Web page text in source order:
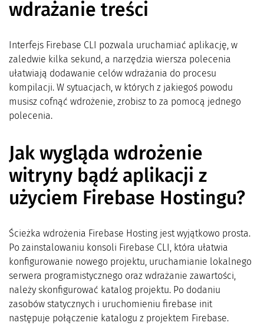
wdrażanie treści
Interfejs Firebase CLI pozwala uruchamiać aplikację, w
zaledwie kilka sekund, a narzędzia wiersza polecenia
ułatwiają dodawanie celów wdrażania do procesu
kompilacji. W sytuacjach, w których z jakiegoś powodu
musisz cofnąć wdrożenie, zrobisz to za pomocą jednego
polecenia.
Jak wygląda wdrożenie
witryny bądź aplikacji z
użyciem Firebase Hostingu?
Ścieżka wdrożenia Firebase Hosting jest wyjątkowo prosta.
Po zainstalowaniu konsoli Firebase CLI, która ułatwia
konfigurowanie nowego projektu, uruchamianie lokalnego
serwera programistycznego oraz wdrażanie zawartości,
należy skonfigurować katalog projektu. Po dodaniu
zasobów statycznych i uruchomieniu firebase init
następuje połączenie katalogu z projektem Firebase.